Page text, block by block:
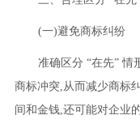
(一)避免商标纠纷
准确区分 “在先” 情
商标冲突,从而减少商标
间和金钱,还可能对企业